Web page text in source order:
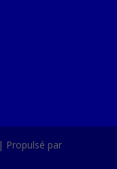
| Propulsé par